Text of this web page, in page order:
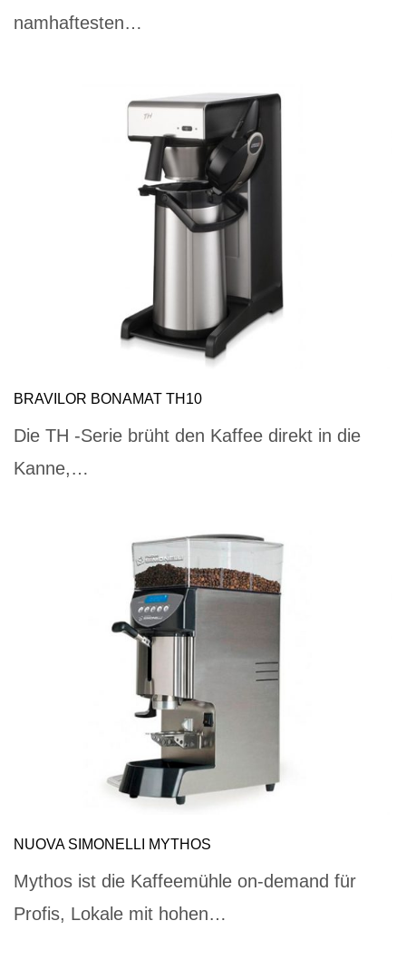
namhaftesten…
BRAVILOR BONAMAT TH10
Die TH -Serie brüht den Kaffee direkt in die
Kanne,…
NUOVA SIMONELLI MYTHOS
Mythos ist die Kaffeemühle on-demand für
Profis, Lokale mit hohen…